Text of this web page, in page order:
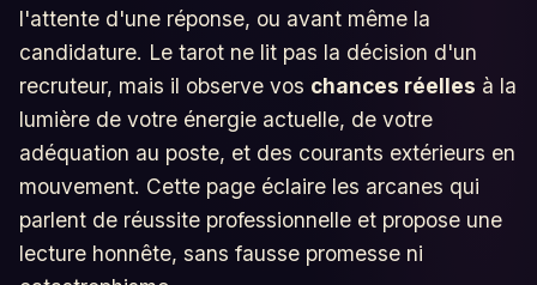
l'attente d'une réponse, ou avant même la
candidature. Le tarot ne lit pas la décision d'un
recruteur, mais il observe vos chances réelles à la
lumière de votre énergie actuelle, de votre
adéquation au poste, et des courants extérieurs en
mouvement. Cette page éclaire les arcanes qui
parlent de réussite professionnelle et propose une
lecture honnête, sans fausse promesse ni